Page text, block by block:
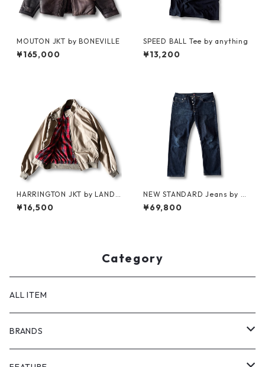
MOUTON JKT by BONEVILLE
¥165,000
SPEED BALL Tee by anything
¥13,200
HARRINGTON JKT by LAND
S'END
¥16,500
NEW STANDARD Jeans by A.
P.C. x Supreme
¥69,800
Category
ALL ITEM
BRANDS